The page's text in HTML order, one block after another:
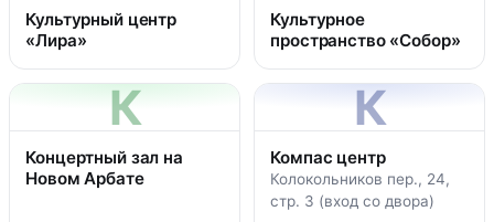
Культурный центр
«Лира»
Культурное
пространство «Собор»
К
Концертный зал на
Новом Арбате
К
Компас центр
Колокольников пер., 24,
стр. 3 (вход со двора)